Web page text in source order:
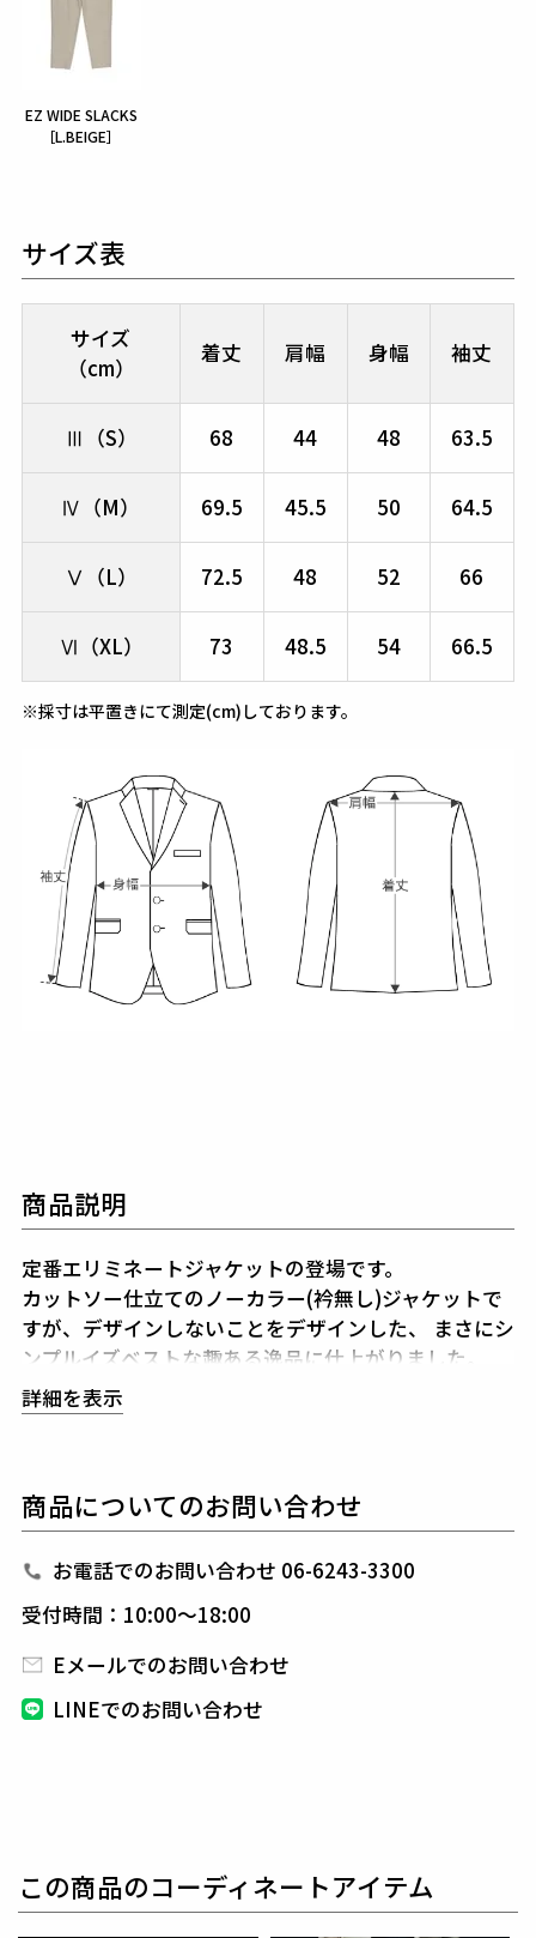
EZ WIDE SLACKS
［L.BEIGE］
サイズ表
サイズ
（cm）
着丈 肩幅 身幅 袖丈
Ⅲ（S） 68 44 48 63.5
Ⅳ（M） 69.5 45.5 50 64.5
Ⅴ（L） 72.5 48 52 66
Ⅵ（XL） 73 48.5 54 66.5
※採寸は平置きにて測定(cm)しております。
商品説明
定番エリミネートジャケットの登場です。
カットソー仕立てのノーカラー(衿無し)ジャケットで
すが、デザインしないことをデザインした、
まさにシ
ンプルイズベストな趣ある逸品に仕上がりました。
腰ポケットも切替えを利用したシームポケットを採用
しています。
素材
STRETCH CHAMBRAY TRICOT
ナイロンを主体にした高密度トリコットで仕立てた、
伸縮性抜群のストレッチ素材。
特徴。
適度なハリとクリアな表面感があり、
エットを保ちながらリラックスした着心地を叶えま
詳細を表示
商品についてのお問い合わせ
お電話でのお問い合わせ 06-6243-3300
受付時間：10:00～18:00
Eメールでのお問い合わせ
LINEでのお問い合わせ
この商品のコーディネートアイテム